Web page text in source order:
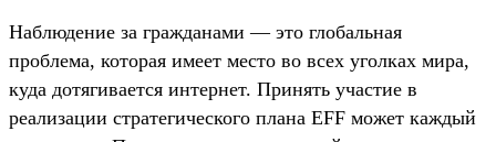
Наблюдение за гражданами — это глобальная
проблема, которая имеет место во всех уголках мира,
куда дотягивается интернет. Принять участие в
реализации стратегического плана EFF может каждый